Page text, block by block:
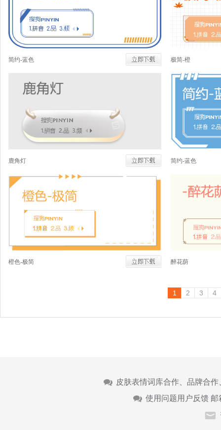
简约-蓝色 极简-橙
鹿角灯 简约-蓝色
橙色-极简 醉花荫
1 2 3 4
皮肤表情词库合作、品牌合
使用问题用户反馈 邮